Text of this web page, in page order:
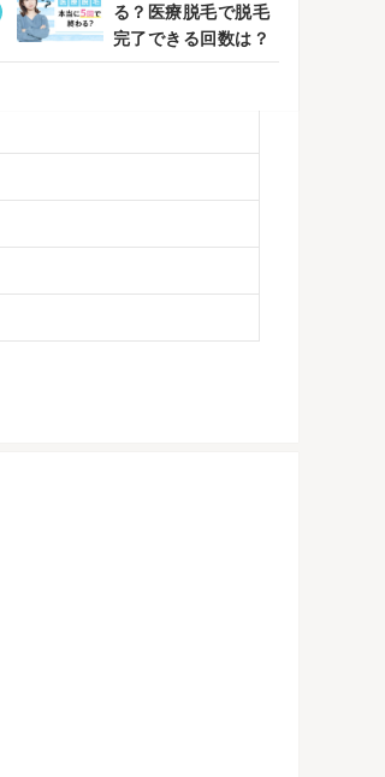
る？医療脱毛で脱毛
完了できる回数は？